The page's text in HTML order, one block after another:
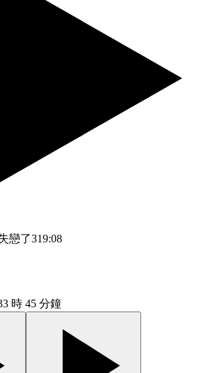
戀了319:08
時 45 分鐘